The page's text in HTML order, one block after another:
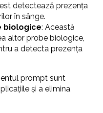
detectează prezența
în sânge.
biologice: Această
altor probe biologice,
a detecta prezența
prompt sunt
și a elimina